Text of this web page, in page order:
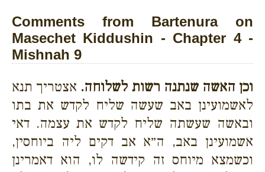
Comments from Bartenura on
Masechet Kiddushin - Chapter 4 -
Mishnah 9
וכן האשה שנתנה רשות לשלוחה. אצטריך תנא
לאשמועינן באב שעשה שליח לקדש את בתו
ובאשה שעשתה שליח לקדש את עצמה. דאי
אשמועינן באב, ה״א אב דקים ליה ביוחסין,
וכשמצא מיוחס זה קידשה לו, הוא דאמרינן